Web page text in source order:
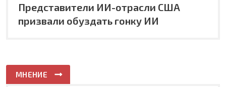
Представители ИИ-отрасли США
призвали обуздать гонку ИИ
МНЕНИЕ